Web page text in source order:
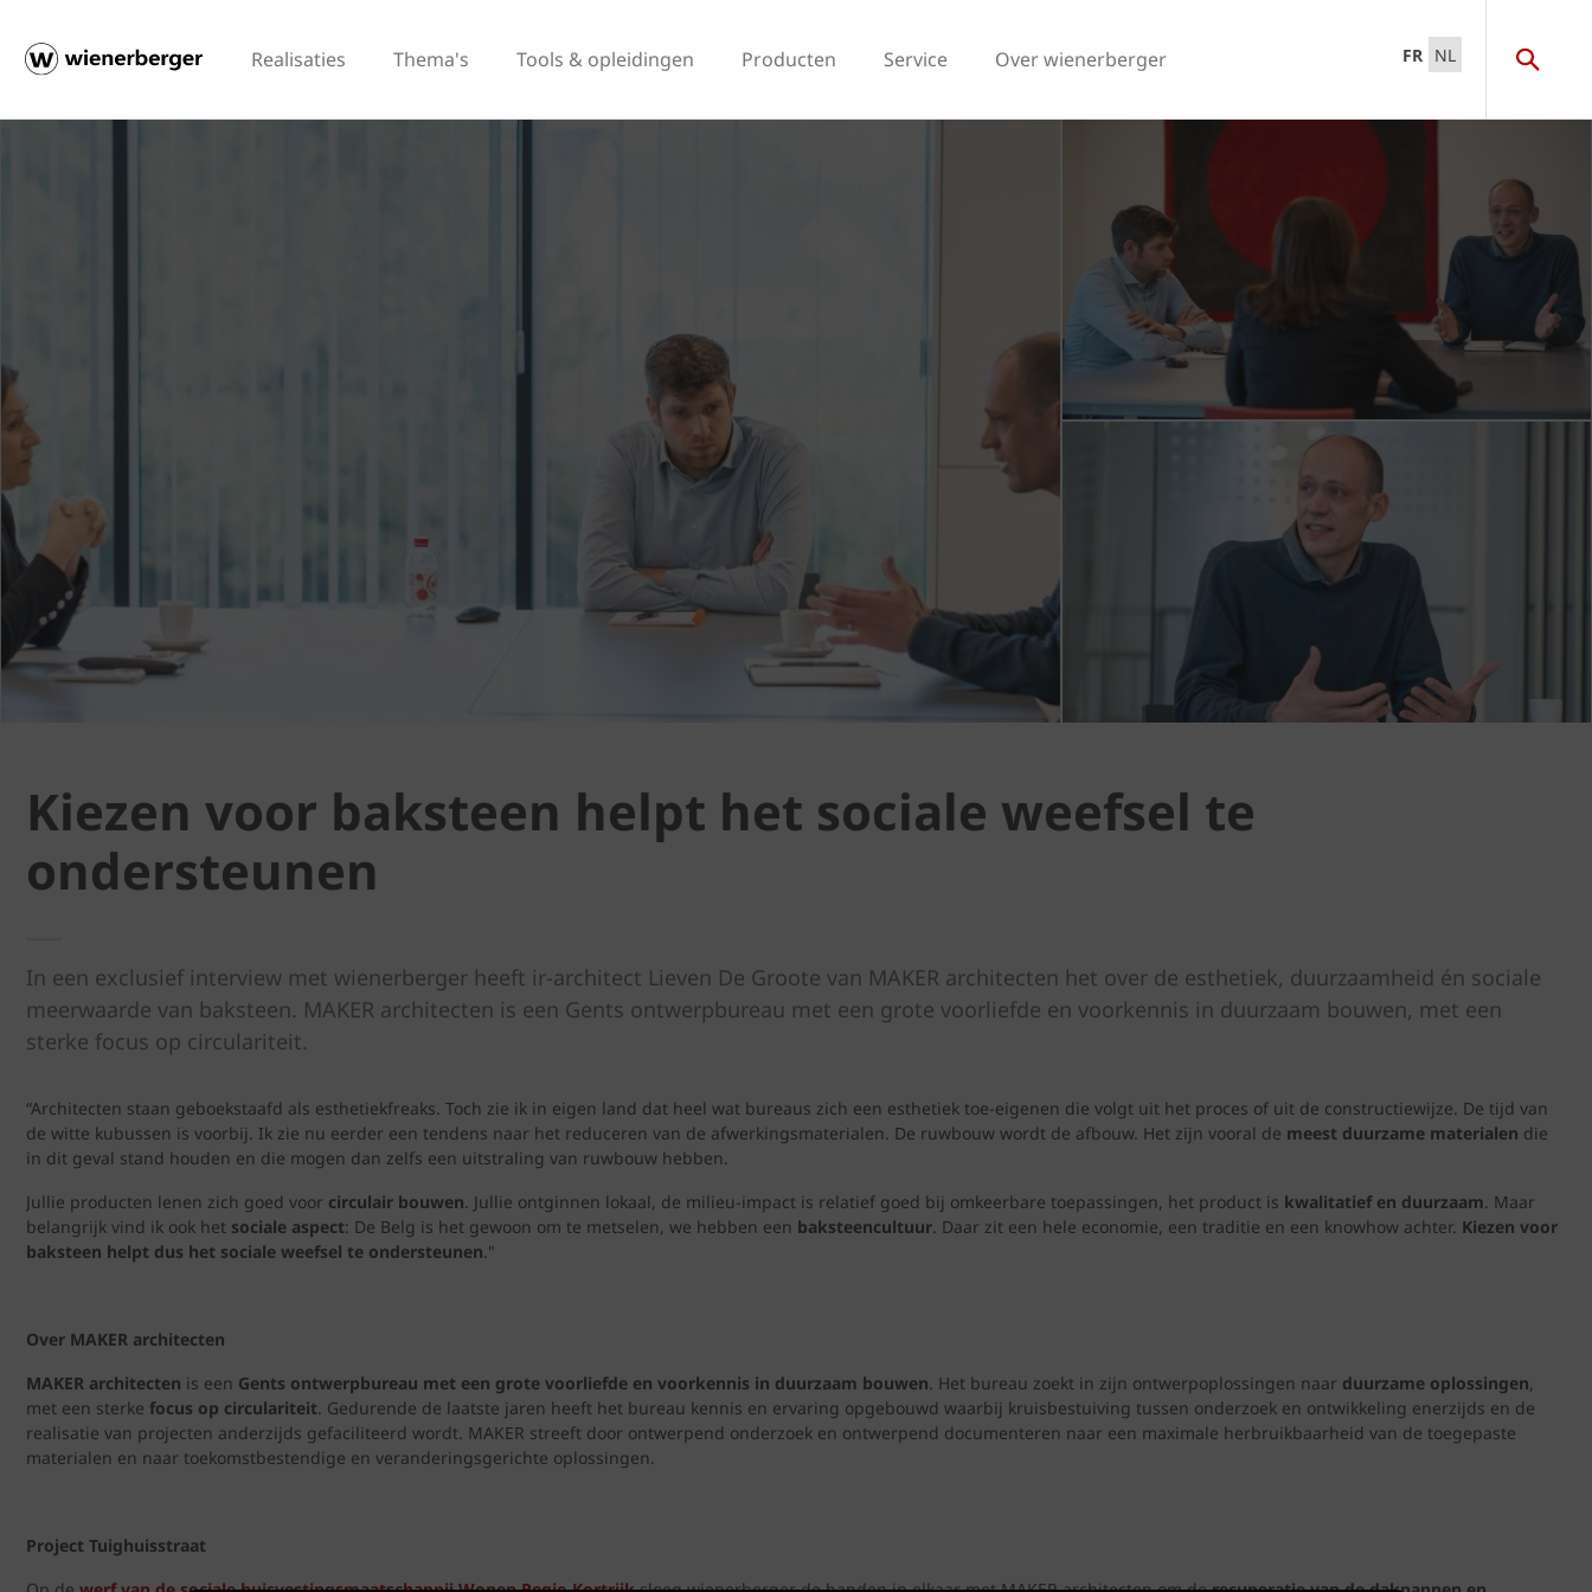
Realisaties Thema's Tools & opleidingen Producten Service Over wienerberger FR NL
Kiezen voor baksteen helpt het sociale weefsel te
ondersteunen
In een exclusief interview met wienerberger heeft ir-architect Lieven De Groote van MAKER architecten het over de esthetiek, duurzaamheid én sociale
meerwaarde van baksteen. MAKER architecten is een Gents ontwerpbureau met een grote voorliefde en voorkennis in duurzaam bouwen, met een
sterke focus op circulariteit.
“Architecten staan geboekstaafd als esthetiekfreaks. Toch zie ik in eigen land dat heel wat bureaus zich een esthetiek toe-eigenen die volgt uit het proces of uit de constructiewijze. De tijd van
de witte kubussen is voorbij. Ik zie nu eerder een tendens naar het reduceren van de afwerkingsmaterialen. De ruwbouw wordt de afbouw. Het zijn vooral de meest duurzame materialen die
in dit geval stand houden en die mogen dan zelfs een uitstraling van ruwbouw hebben.
Jullie producten lenen zich goed voor circulair bouwen. Jullie ontginnen lokaal, de milieu-impact is relatief goed bij omkeerbare toepassingen, het product is kwalitatief en duurzaam. Maar
belangrijk vind ik ook het sociale aspect: De Belg is het gewoon om te metselen, we hebben een baksteencultuur. Daar zit een hele economie, een traditie en een knowhow achter. Kiezen voor
baksteen helpt dus het sociale weefsel te ondersteunen."
Over MAKER architecten
MAKER architecten is een Gents ontwerpbureau met een grote voorliefde en voorkennis in duurzaam bouwen. Het bureau zoekt in zijn ontwerpoplossingen naar duurzame oplossingen,
met een sterke focus op circulariteit. Gedurende de laatste jaren heeft het bureau kennis en ervaring opgebouwd waarbij kruisbestuiving tussen onderzoek en ontwikkeling enerzijds en de
realisatie van projecten anderzijds gefaciliteerd wordt. MAKER streeft door ontwerpend onderzoek en ontwerpend documenteren naar een maximale herbruikbaarheid van de toegepaste
materialen en naar toekomstbestendige en veranderingsgerichte oplossingen.
Project Tuighuisstraat